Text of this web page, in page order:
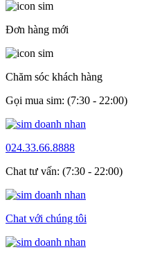
Đơn hàng mới
Chăm sóc khách hàng
Gọi mua sim: (7:30 - 22:00)
024.33.66.8888
Chat tư vấn: (7:30 - 22:00)
Chat với chúng tôi